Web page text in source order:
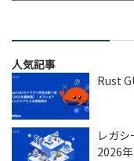
人気記事
Rust
レガ
2026年